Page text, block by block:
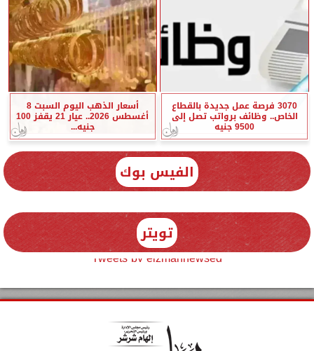
3070 فرصة عمل جديدة بالقطاع
الخاص.. وظائف برواتب تصل إلى
9500 جنيه
أسعار الذهب اليوم السبت 8
أغسطس 2026.. عيار 21 يقفز 100
جنيه...
الفيس بوك
تويتر
Tweets by elzmannewseg